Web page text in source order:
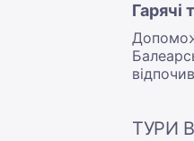
Гарячі
ТУРИ В